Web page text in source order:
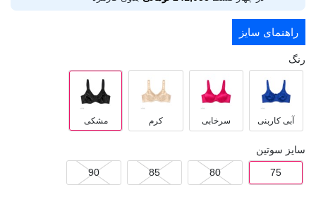
راهنمای سایز
رنگ
آبی کاربنی سرخابی کرم مشکی
سایز سوتین
75
80
85
90